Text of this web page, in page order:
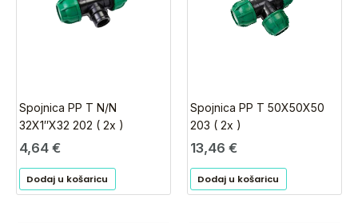
Spojnica PP T N/N
32X1″X32 202 ( 2x )
4,64 €
Dodaj u košaricu
Spojnica PP T 50X50X50
203 ( 2x )
13,46 €
Dodaj u košaricu